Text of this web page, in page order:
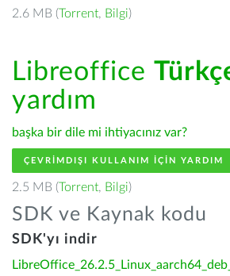
2.6 MB (Torrent, Bilgi)
Libreoffice
yardım
başka bir dile mi ihtiyacınız var?
ÇEVRIMDIŞI KULLANIM IÇIN YARDIM
2.5 MB (Torrent, Bilgi)
SDK ve Kaynak kodu
SDK'yı indir